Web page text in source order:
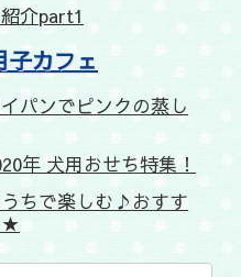
介part1
子カフェ
パンでピンクの蒸し
年 犬用おせち特集！
ちで楽しむ♪おすす
★